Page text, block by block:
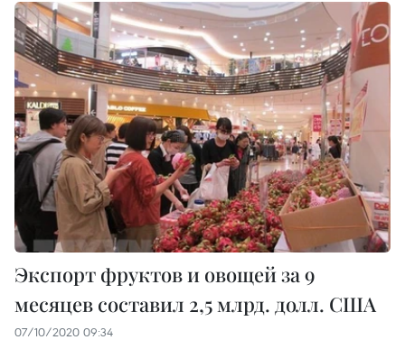
Экспорт фруктов и овощей за 9
месяцев составил 2,5 млрд. долл. США
07/10/2020 09:34